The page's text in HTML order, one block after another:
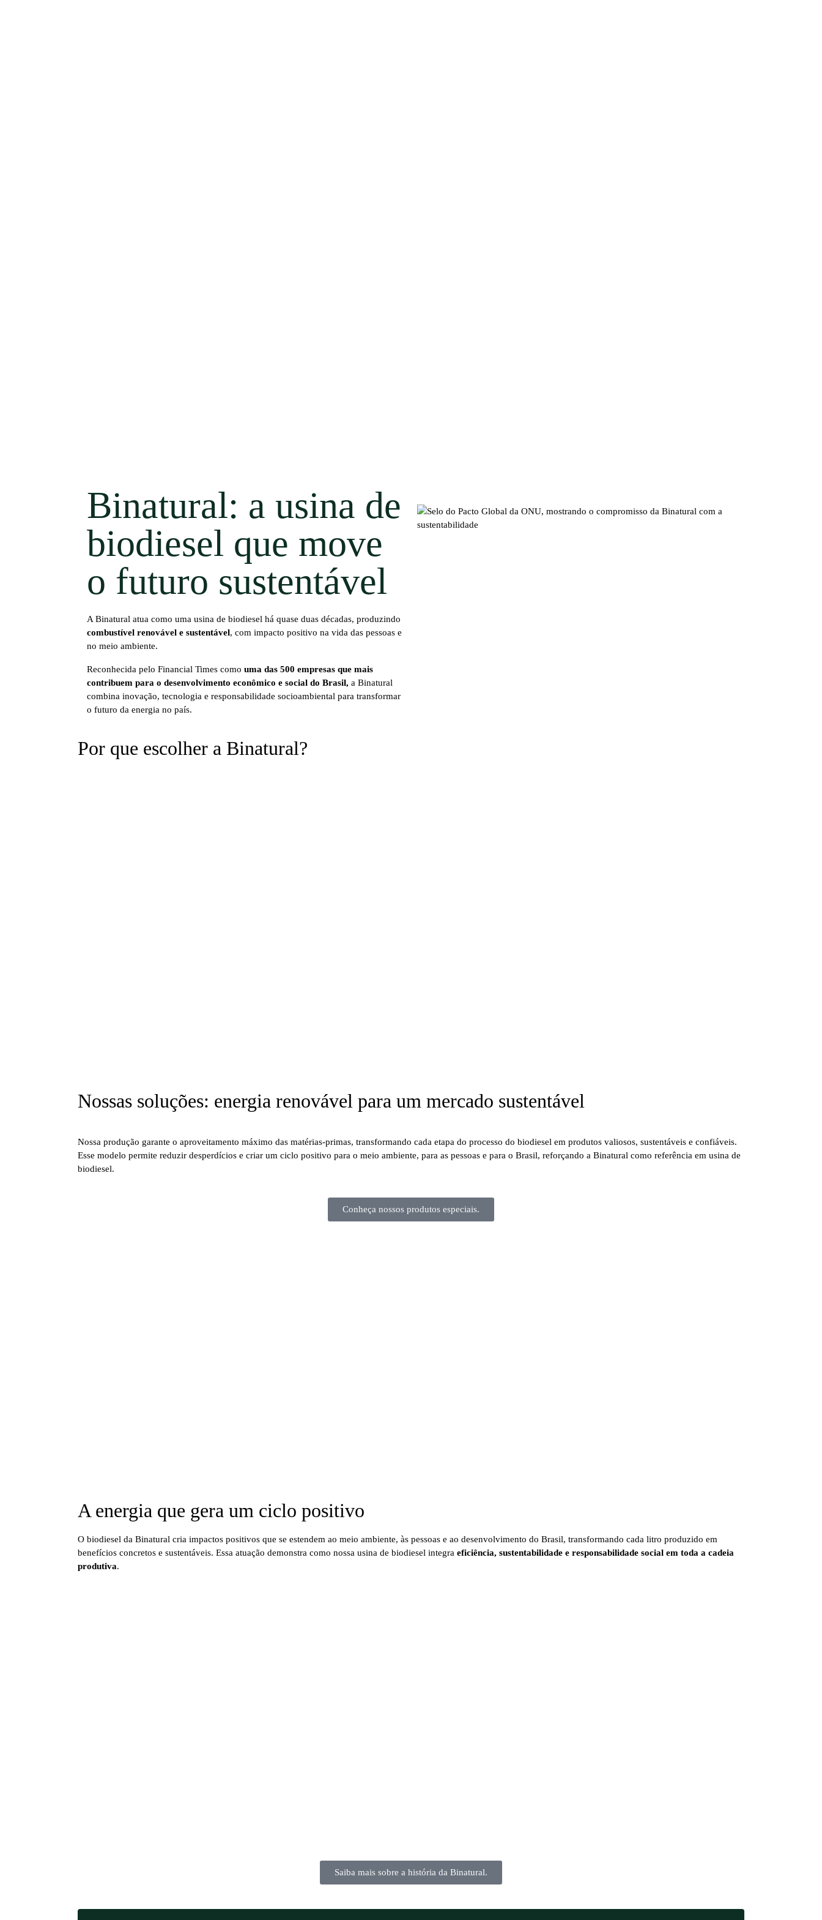
Binatural: a usina de
biodiesel que move
o futuro sustentável
A Binatural atua como uma usina de biodiesel há quase duas décadas, produzindo
combustível renovável e sustentável, com impacto positivo na vida das pessoas e
no meio ambiente.
Reconhecida pelo Financial Times como uma das 500 empresas que mais
contribuem para o desenvolvimento econômico e social do Brasil, a Binatural
combina inovação, tecnologia e responsabilidade socioambiental para transformar
o futuro da energia no país.
Por que escolher a Binatural?
Nossas soluções: energia renovável para um mercado sustentável
Nossa produção garante o aproveitamento máximo das matérias-primas, transformando cada etapa do processo do biodiesel em produtos valiosos, sustentáveis e confiáveis.
Esse modelo permite reduzir desperdícios e criar um ciclo positivo para o meio ambiente, para as pessoas e para o Brasil, reforçando a Binatural como referência em usina de
biodiesel.
Conheça nossos produtos especiais.
A energia que gera um ciclo positivo
O biodiesel da Binatural cria impactos positivos que se estendem ao meio ambiente, às pessoas e ao desenvolvimento do Brasil, transformando cada litro produzido em
benefícios concretos e sustentáveis. Essa atuação demonstra como nossa usina de biodiesel integra eficiência, sustentabilidade e responsabilidade social em toda a cadeia
produtiva.
Saiba mais sobre a história da Binatural.